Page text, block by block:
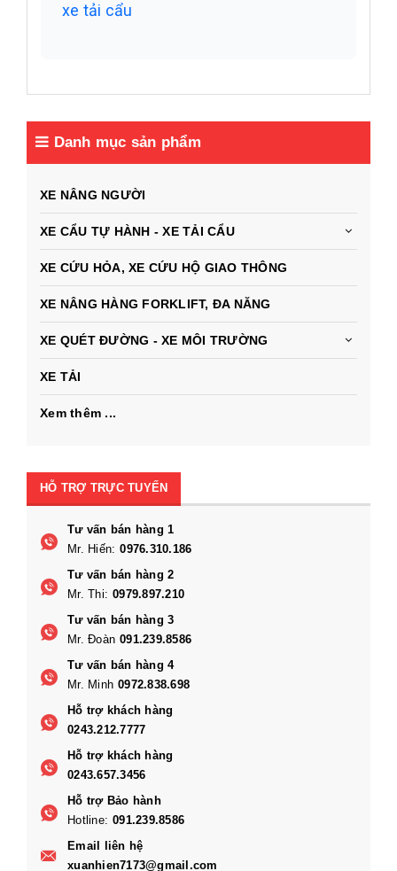
xe tải cẩu
Danh mục sản phẩm
XE NÂNG NGƯỜI
XE CẨU TỰ HÀNH - XE TẢI CẨU
XE CỨU HỎA, XE CỨU HỘ GIAO THÔNG
XE NÂNG HÀNG FORKLIFT, ĐA NĂNG
XE QUÉT ĐƯỜNG - XE MÔI TRƯỜNG
XE TẢI
Xem thêm ...
HỖ TRỢ TRỰC TUYẾN
Tư vấn bán hàng 1
Mr. Hiến: 0976.310.186
Tư vấn bán hàng 2
Mr. Thi: 0979.897.210
Tư vấn bán hàng 3
Mr. Đoàn 091.239.8586
Tư vấn bán hàng 4
Mr. Minh 0972.838.698
Hỗ trợ khách hàng
0243.212.7777
Hỗ trợ khách hàng
0243.657.3456
Hỗ trợ Bảo hành
Hotline: 091.239.8586
Email liên hệ
xuanhien7173@gmail.com